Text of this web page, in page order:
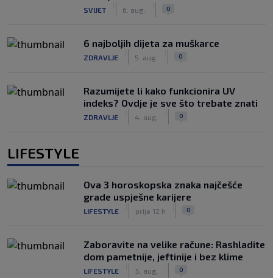
SVIJET 6. aug. 0
6 najboljih dijeta za muškarce
ZDRAVLJE 5. aug. 0
Razumijete li kako funkcionira UV
indeks? Ovdje je sve što trebate znati
ZDRAVLJE 4. aug. 0
LIFESTYLE
Ova 3 horoskopska znaka najčešće
grade uspješne karijere
LIFESTYLE prije 12 h 0
Zaboravite na velike račune: Rashladite
dom pametnije, jeftinije i bez klime
LIFESTYLE 5. aug. 0